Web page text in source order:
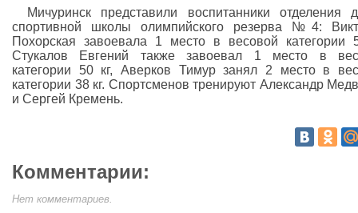
Мичуринск представили воспитанники отделения
спортивной школы олимпийского резерва №4:
Похорская завоевала 1 место в весовой категории
Стукалов Евгений также завоевал 1 место в
категории 50 кг, Аверков Тимур занял 2 место в
категории 38 кг. Спортсменов тренируют Александр
и Сергей Кремень.
Комментарии:
Нет комментариев.